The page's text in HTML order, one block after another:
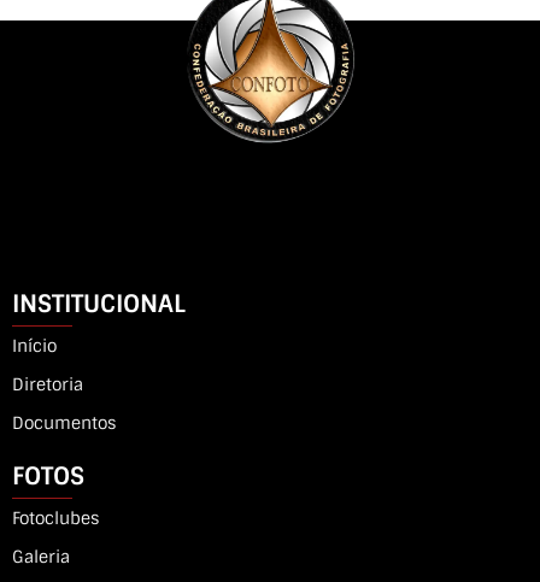
INSTITUCIONAL
Início
Diretoria
Documentos
FOTOS
Fotoclubes
Galeria